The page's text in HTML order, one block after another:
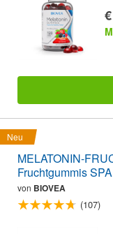
Neu
MELATONIN-
Fruchtgummis
von BIOVEA
(107)